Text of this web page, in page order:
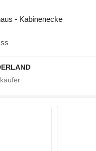
- Kabinenecke